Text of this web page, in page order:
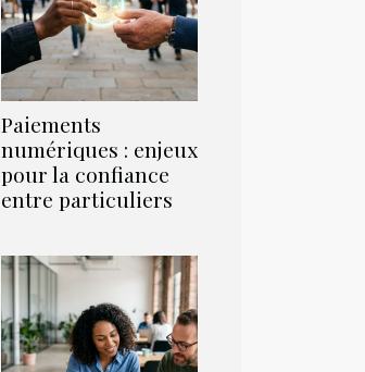
Paiements
numériques : enjeux
pour la confiance
entre particuliers